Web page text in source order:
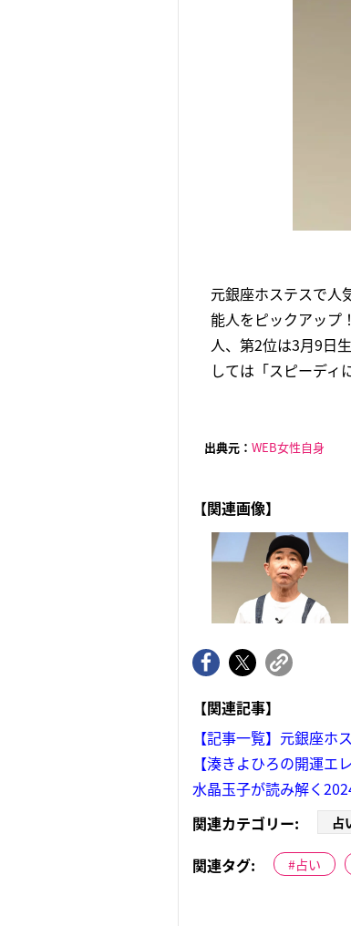
元銀座ホステスで人
能人をピックアップ
人、第2位は3月9日
しては「スピーディ
出典元： WEB女性自身
【関連画像】
【関連記事】
【記事一覧】元銀座ホ
【湊きよひろの開運
水晶玉子が読み解く
関連カテゴリー:
占
関連タグ: 占い